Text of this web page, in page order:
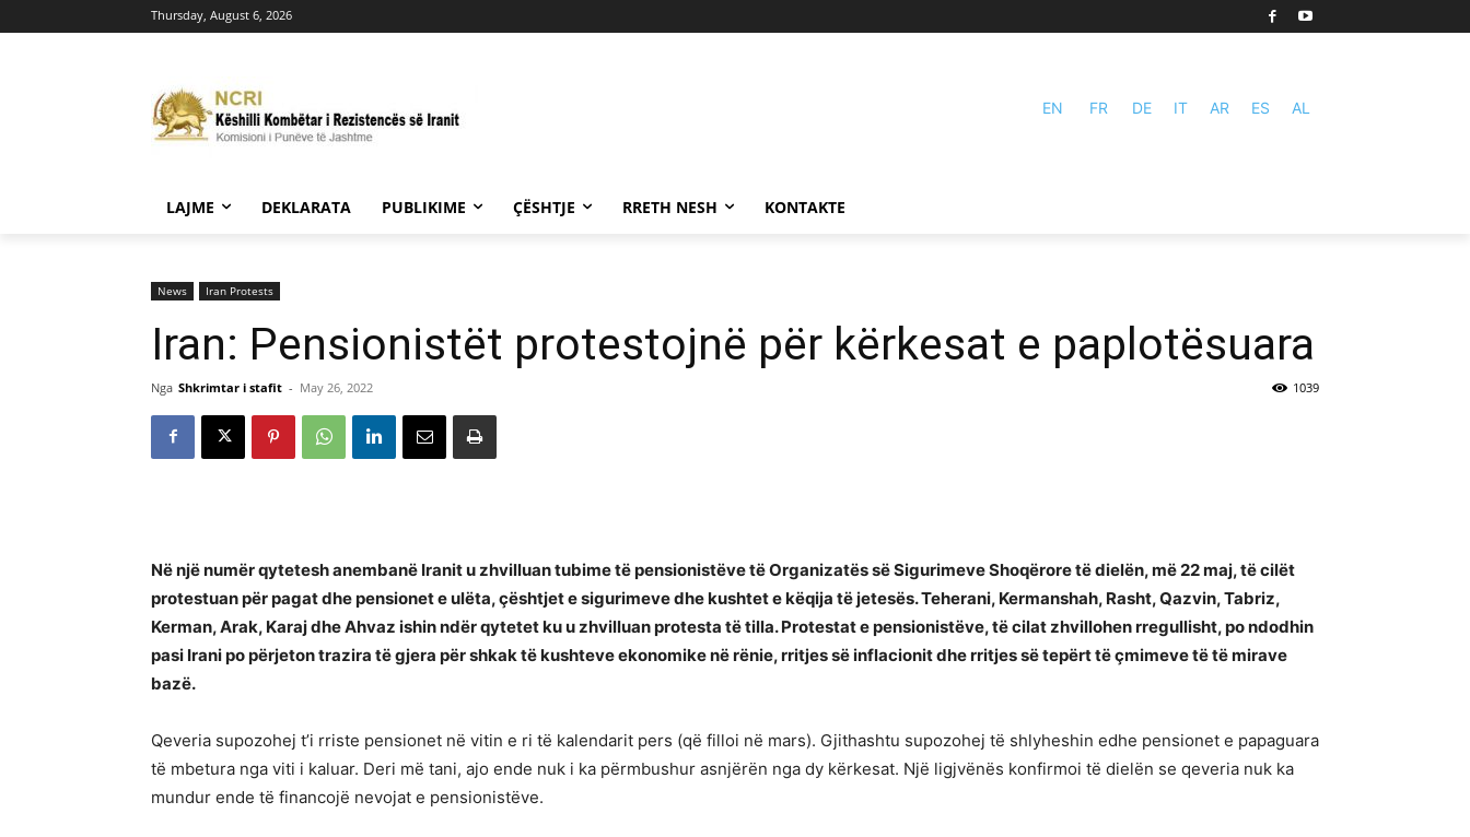
Thursday, August 6, 2026
EN FR DE IT AR ES AL
LAJME DEKLARATA PUBLIKIME ÇËSHTJE RRETH NESH KONTAKTE
News Iran Protests
Iran: Pensionistët protestojnë për kërkesat e paplotësuara
Nga Shkrimtar i stafit - May 26, 2022 1039
Në një numër qytetesh anembanë Iranit u zhvilluan tubime të pensionistëve të Organizatës së Sigurimeve Shoqërore të dielën, më 22 maj, të cilët
protestuan për pagat dhe pensionet e ulëta, çështjet e sigurimeve dhe kushtet e këqija të jetesës. Teherani, Kermanshah, Rasht, Qazvin, Tabriz,
Kerman, Arak, Karaj dhe Ahvaz ishin ndër qytetet ku u zhvilluan protesta të tilla. Protestat e pensionistëve, të cilat zhvillohen rregullisht, po ndodhin
pasi Irani po përjeton trazira të gjera për shkak të kushteve ekonomike në rënie, rritjes së inflacionit dhe rritjes së tepërt të çmimeve të të mirave
bazë.
Qeveria supozohej t’i rriste pensionet në vitin e ri të kalendarit pers (që filloi në mars). Gjithashtu supozohej të shlyheshin edhe pensionet e papaguara
të mbetura nga viti i kaluar. Deri më tani, ajo ende nuk i ka përmbushur asnjërën nga dy kërkesat. Një ligjvënës konfirmoi të dielën se qeveria nuk ka
mundur ende të financojë nevojat e pensionistëve.